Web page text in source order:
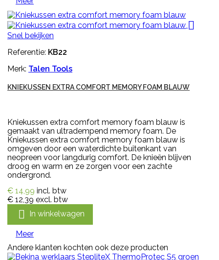

Snel bekijken
Referentie: KB22
Merk: Talen Tools
KNIEKUSSEN EXTRA COMFORT MEMORY FOAM BLAUW
Kniekussen extra comfort memory foam blauw is
gemaakt van ultradempend memory foam. De
Kniekussen extra comfort memory foam blauw is
omgeven door een waterdichte buitenkant van
neopreen voor langdurig comfort. De knieën blijven
droog en warm en ze zorgen voor een zachte
ondergrond.
€ 14,99 incl. btw
€ 12,39 excl. btw
 In winkelwagen
Meer
Andere klanten kochten ook deze producten